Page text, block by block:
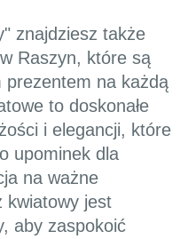
znajdziesz także
Raszyn, które są
prezentem na każdą
to doskonałe
i elegancji, które
upominek dla
na ważne
kwiatowy jest
aby zaspokoić